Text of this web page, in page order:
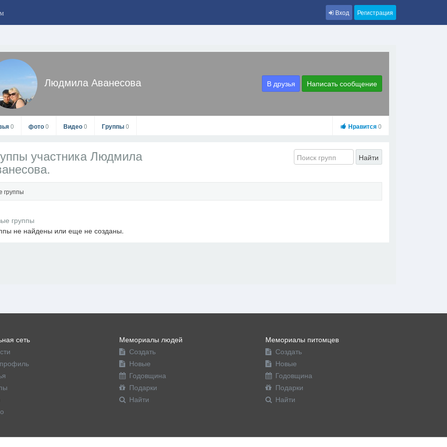
Вход Регистрация
Людмила Аванесова В друзья Написать сообщение
0 фото0 Видео0 Группы0 Нравится0
участника Людмила Найти
группы
не найдены или еще не созданы.
сеть
Мемориалы людей
Создать
Новые
Годовщина
Подарки
Найти
Мемориалы питомцев
Создать
Новые
Годовщина
Подарки
Найти